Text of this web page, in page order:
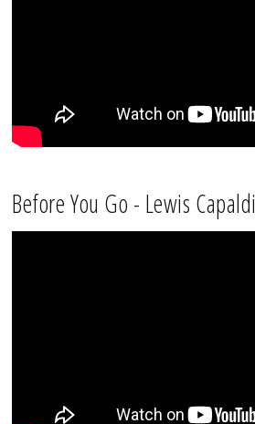
Before You Go - Lewis Capaldi